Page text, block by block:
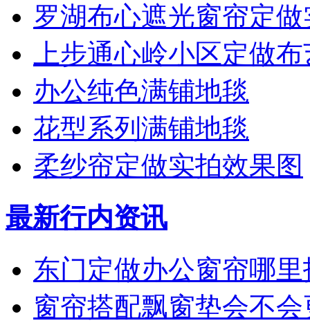
罗湖布心遮光窗帘定
上步通心岭小区定做
办公纯色满铺地毯
花型系列满铺地毯
柔纱帘定做实拍效果图
最新行内资讯
东门定做办公窗帘哪里
窗帘搭配飘窗垫会不